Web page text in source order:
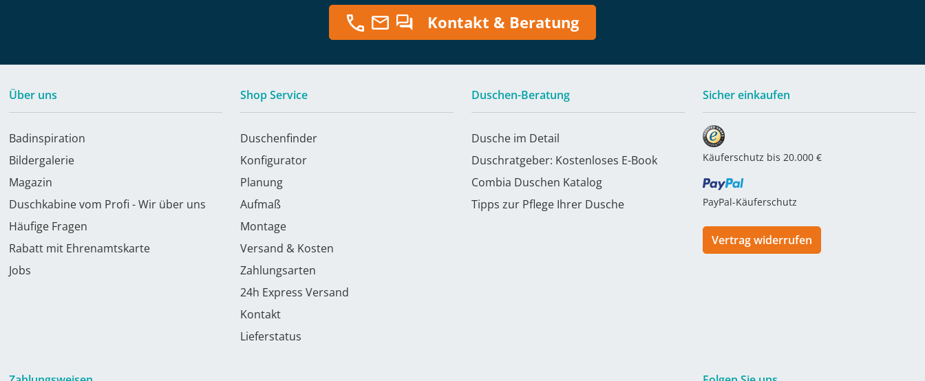
Kontakt & Beratung
Über uns
Badinspiration
Bildergalerie
Magazin
Duschkabine vom Profi - Wir über uns
Häufige Fragen
Rabatt mit Ehrenamtskarte
Jobs
Shop Service
Duschenfinder
Konfigurator
Planung
Aufmaß
Montage
Versand & Kosten
Zahlungsarten
24h Express Versand
Kontakt
Lieferstatus
Duschen-Beratung
Dusche im Detail
Duschratgeber: Kostenloses E-Book
Combia Duschen Katalog
Tipps zur Pflege Ihrer Dusche
Sicher einkaufen
Käuferschutz bis 20.000 €
PayPal-Käuferschutz
Vertrag widerrufen